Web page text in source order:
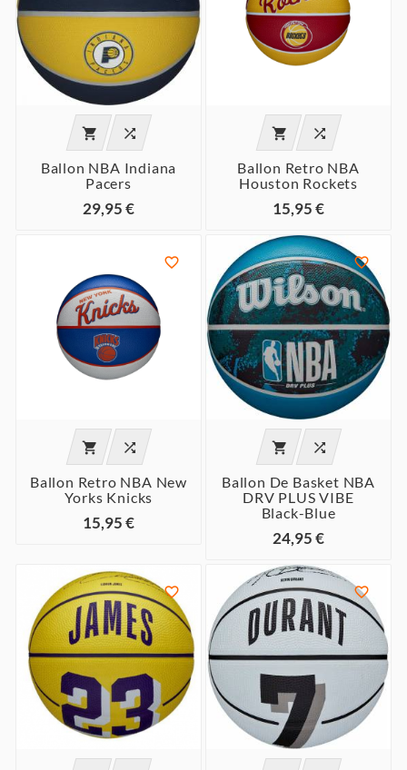
 
Ballon NBA Indiana
Pacers
29,95 €
 
Ballon Retro NBA
Houston Rockets
15,95 €

 
Ballon Retro NBA New
Yorks Knicks
15,95 €

 
Ballon De Basket NBA
DRV PLUS VIBE
Black-Blue
24,95 €
 